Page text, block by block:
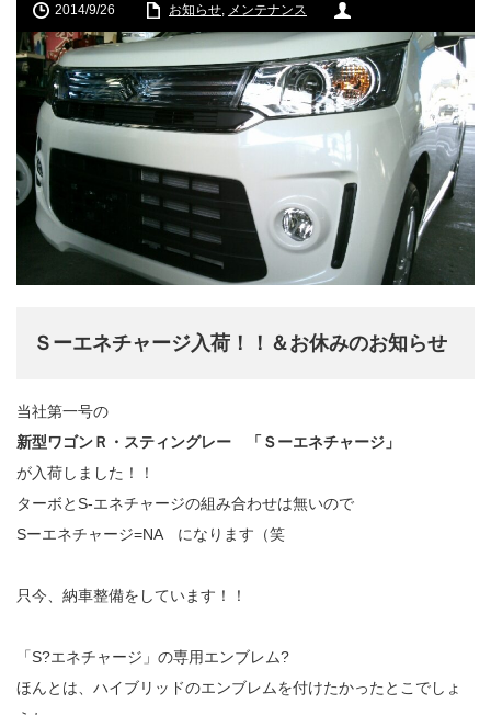
2014/9/26 お知らせ メンテナンス
Ｓーエネチャージ入荷！！＆お休みのお知らせ
当社第一号の
新型ワゴンＲ・スティングレー 「Ｓーエネチャージ」
が入荷しました！！
ターボとS-エネチャージの組み合わせは無いので
Sーエネチャージ=NA になります（笑
只今、納車整備をしています！！
「S?エネチャージ」の専用エンブレム?
ほんとは、ハイブリッドのエンブレムを付けたかったとこでしょ